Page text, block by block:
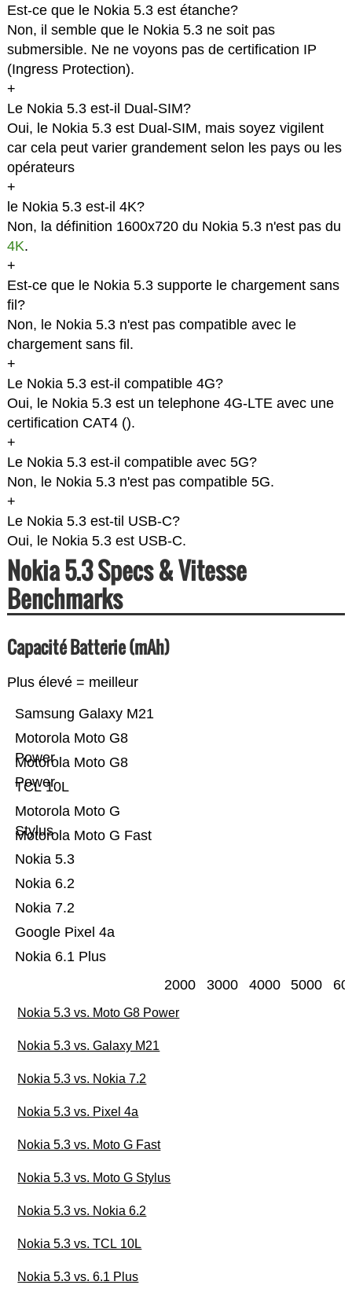
Est-ce que le Nokia 5.3 est étanche?
Non, il semble que le Nokia 5.3 ne soit pas
submersible. Ne ne voyons pas de certification IP
(Ingress Protection).
+
Le Nokia 5.3 est-il Dual-SIM?
Oui, le Nokia 5.3 est Dual-SIM, mais soyez vigilent
car cela peut varier grandement selon les pays ou les
opérateurs
+
le Nokia 5.3 est-il 4K?
Non, la définition 1600x720 du Nokia 5.3 n'est pas du
4K.
+
Est-ce que le Nokia 5.3 supporte le chargement sans
fil?
Non, le Nokia 5.3 n'est pas compatible avec le
chargement sans fil.
+
Le Nokia 5.3 est-il compatible 4G?
Oui, le Nokia 5.3 est un telephone 4G-LTE avec une
certification CAT4 ().
+
Le Nokia 5.3 est-il compatible avec 5G?
Non, le Nokia 5.3 n'est pas compatible 5G.
+
Le Nokia 5.3 est-til USB-C?
Oui, le Nokia 5.3 est USB-C.
Nokia 5.3 Specs & Vitesse
Benchmarks
Capacité Batterie (mAh)
Plus élevé = meilleur
Nokia 6.1 Plus
Google Pixel 4a
Nokia 7.2
Nokia 6.2
Nokia 5.3
Motorola Moto G Fast
Motorola Moto G
Stylus
TCL 10L
Motorola Moto G8
Power
Motorola Moto G8
Power
Samsung Galaxy M21
2000 3000 4000 5000
Nokia 5.3 vs. Moto G8 Power
Nokia 5.3 vs. Galaxy M21
Nokia 5.3 vs. Nokia 7.2
Nokia 5.3 vs. Pixel 4a
Nokia 5.3 vs. Moto G Fast
Nokia 5.3 vs. Moto G Stylus
Nokia 5.3 vs. Nokia 6.2
Nokia 5.3 vs. TCL 10L
Nokia 5.3 vs. 6.1 Plus